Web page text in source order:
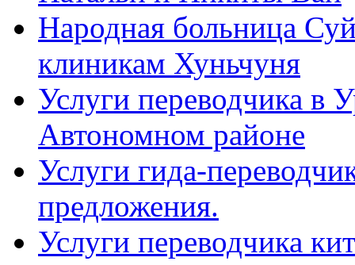
Народная больница
клиникам Хуньчуня
Услуги переводчика в
Автономном районе
Услуги гида-
предложения.
Услуги переводчика